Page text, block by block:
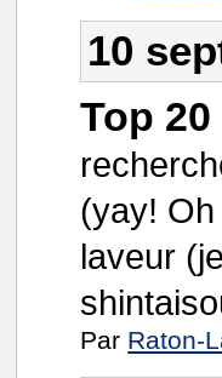
10
Top 20
(yay!
laveur
Par Raton-